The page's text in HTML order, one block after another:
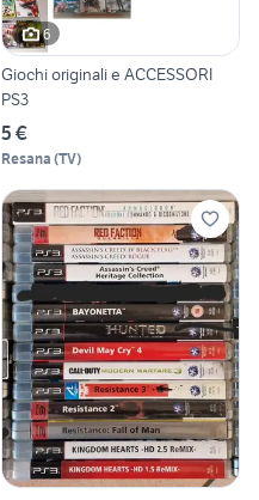
6
Giochi originali e ACCESSORI
PS3
5 €
Resana (TV)